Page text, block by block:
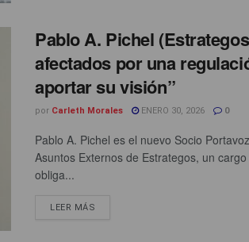
Pablo A. Pichel
afectados por una
aportar su visión”
por Carleth Morales ENERO 30, 2026 0
Pablo A. Pichel es el nuevo Socio
Asuntos Externos de Estrategos, un
obliga...
LEER MÁS